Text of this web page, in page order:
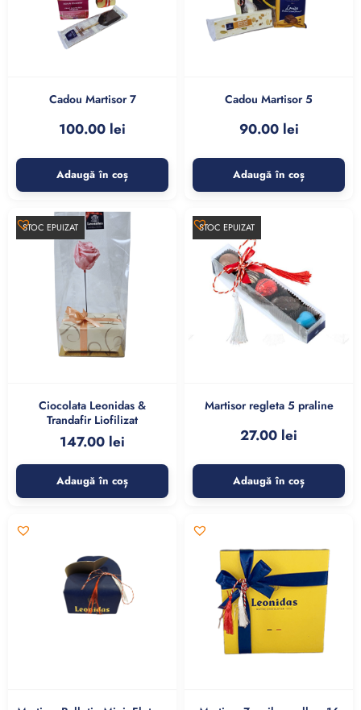
Cadou Martisor 7
100.00 lei
Adaugă în coș
Cadou Martisor 5
90.00 lei
Adaugă în coș
STOC EPUIZAT
Ciocolata Leonidas &
Trandafir Liofilizat
147.00 lei
Adaugă în coș
STOC EPUIZAT
Martisor regleta 5 praline
27.00 lei
Adaugă în coș